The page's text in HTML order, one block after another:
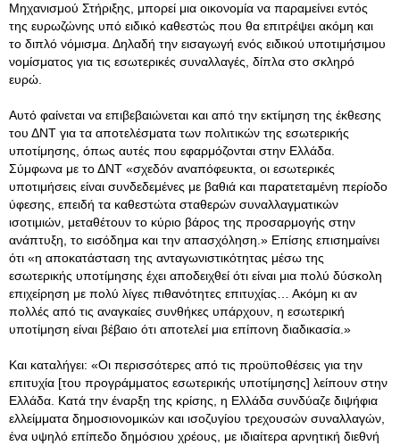
Μηχανισμού Στήριξης, μπορεί μια οικονομία να παραμείνει εντός
της ευρωζώνης υπό ειδικό καθεστώς που θα επιτρέψει ακόμη και
το διπλό νόμισμα. Δηλαδή την εισαγωγή ενός ειδικού υποτιμήσιμου
νομίσματος για τις εσωτερικές συναλλαγές, δίπλα στο σκληρό
ευρώ.
Αυτό φαίνεται να επιβεβαιώνεται και από την εκτίμηση της έκθεσης
του ΔΝΤ για τα αποτελέσματα των πολιτικών της εσωτερικής
υποτίμησης, όπως αυτές που εφαρμόζονται στην Ελλάδα.
Σύμφωνα με το ΔΝΤ «σχεδόν αναπόφευκτα, οι εσωτερικές
υποτιμήσεις είναι συνδεδεμένες με βαθιά και παρατεταμένη περίοδο
ύφεσης, επειδή τα καθεστώτα σταθερών συναλλαγματικών
ισοτιμιών, μεταθέτουν το κύριο βάρος της προσαρμογής στην
ανάπτυξη, το εισόδημα και την απασχόληση.» Επίσης επισημαίνει
ότι «η αποκατάσταση της ανταγωνιστικότητας μέσω της
εσωτερικής υποτίμησης έχει αποδειχθεί ότι είναι μια πολύ δύσκολη
επιχείρηση με πολύ λίγες πιθανότητες επιτυχίας… Ακόμη κι αν
πολλές από τις αναγκαίες συνθήκες υπάρχουν, η εσωτερική
υποτίμηση είναι βέβαιο ότι αποτελεί μια επίπονη διαδικασία.»
Και καταλήγει: «Οι περισσότερες από τις προϋποθέσεις για την
επιτυχία [του προγράμματος εσωτερικής υποτίμησης] λείπουν στην
Ελλάδα. Κατά την έναρξη της κρίσης, η Ελλάδα συνδύαζε διψήφια
ελλείμματα δημοσιονομικών και ισοζυγίου τρεχουσών συναλλαγών,
ένα υψηλό επίπεδο δημόσιου χρέους, με ιδιαίτερα αρνητική διεθνή